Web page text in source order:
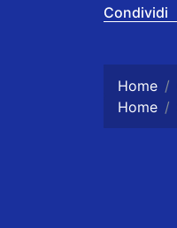
Condividi
Home
Home